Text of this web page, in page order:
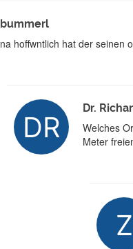
bummerl
na hoffwntlich hat der seinen
Dr.
Welches
Meter